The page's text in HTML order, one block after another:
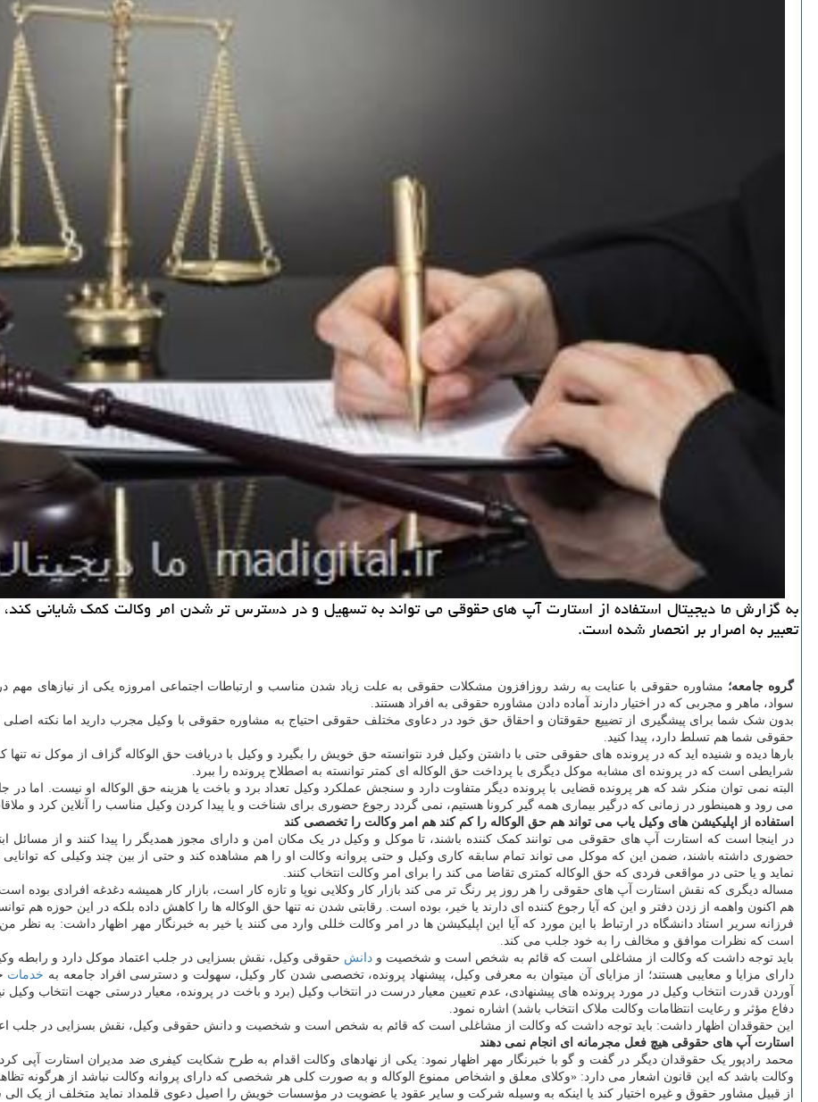
به گزارش ما دیجیتال استفاده از استارت آپ های حقوقی می تواند به تسهیل و در دسترس تر شدن امر وکالت کمک شایانی کند،
تعبیر به اصرار بر انحصار شده است.
گروه جامعه؛ مشاوره حقوقی با عنایت به رشد روزافزون مشکلات حقوقی به علت زیاد شدن مناسب و ارتباطات اجتماعی امروزه یکی از نیازهای مهم
سواد، ماهر و مجربی که در اختیار دارند آماده دادن مشاوره حقوقی به افراد هستند.
بدون شک شما برای پیشگیری از تضییع حقوقتان و احقاق حق خود در دعاوی مختلف حقوقی احتیاج به مشاوره حقوقی با وکیل مجرب دارید اما نکته
حقوقی شما هم تسلط دارد، پیدا کنید.
بارها دیده و شنیده اید که در پرونده های حقوقی حتی با داشتن وکیل فرد نتوانسته حق خویش را بگیرد و وکیل با دریافت حق الوکاله گزاف از موکل نه
شرایطی است که در پرونده ای مشابه موکل دیگری با پرداخت حق الوکاله ای کمتر توانسته به اصطلاح پرونده را ببرد.
البته نمی توان منکر شد که هر پرونده قضایی با پرونده دیگر متفاوت دارد و سنجش عملکرد وکیل تعداد برد و باخت یا هزینه حق الوکاله او نیست. اما
می رود و همینطور در زمانی که درگیر بیماری همه گیر کرونا هستیم، نمی گردد رجوع حضوری برای شناخت و یا پیدا کردن وکیل مناسب را آنلاین کرد و
استفاده از اپلیکیشن های وکیل یاب می تواند هم حق الوکاله را کم کند هم امر وکالت را تخصصی کند
در اینجا است که استارت آپ های حقوقی می توانند کمک کننده باشند، تا موکل و وکیل در یک مکان امن و دارای مجوز همدیگر را پیدا کنند و از مسائل
حضوری داشته باشند، ضمن این که موکل می تواند تمام سابقه کاری وکیل و حتی پروانه وکالت او را هم مشاهده کند و حتی از بین چند وکیلی که توانایی
نماید و یا حتی در مواقعی فردی که حق الوکاله کمتری تقاضا می کند را برای امر وکالت انتخاب کنند.
مساله دیگری که نقش استارت آپ های حقوقی را هر روز پر رنگ تر می کند بازار کار وکلایی نوپا و تازه کار است، بازار کار همیشه دغدغه افرادی بوده است
هم اکنون واهمه از زدن دفتر و این که آیا رجوع کننده ای دارند یا خیر، بوده است. رقابتی شدن نه تنها حق الوکاله ها را کاهش داده بلکه در این حوزه هم
فرزانه سریر استاد دانشگاه در ارتباط با این مورد که آیا این اپلیکیشن ها در امر وکالت خللی وارد می کنند یا خیر به خبرنگار مهر اظهار داشت: به
است که نظرات موافق و مخالف را به خود جلب می کند.
باید توجه داشت که وکالت از مشاغلی است که قائم به شخص است و شخصیت و دانش حقوقی وکیل، نقش بسزایی در جلب اعتماد موکل دارد و رابطه
دارای مزایا و معایبی هستند؛ از مزایای آن میتوان به معرفی وکیل، پیشنهاد پرونده، تخصصی شدن کار وکیل، سهولت و دسترسی افراد جامعه به خدمات
آوردن قدرت انتخاب وکیل در مورد پرونده های پیشنهادی، عدم تعیین معیار درست در انتخاب وکیل (برد و باخت در پرونده، معیار درستی جهت انتخاب
دفاع مؤثر و رعایت انتظامات وکالت ملاک انتخاب باشد) اشاره نمود.
این حقوقدان اظهار داشت: باید توجه داشت که وکالت از مشاغلی است که قائم به شخص است و شخصیت و دانش حقوقی وکیل، نقش بسزایی در جلب
استارت آپ های حقوقی هیچ فعل مجرمانه ای انجام نمی دهند
وکالت باشد که این قانون اشعار می دارد: «وکلای معلق و اشخاص ممنوع الوکاله و به صورت کلی هر شخصی که دارای پروانه وکالت نباشد از هرگونه
از قبیل مشاور حقوق و غیره اختیار کند یا اینکه به وسیله شرکت و سایر عقود یا عضویت در مؤسسات خویش را اصیل دعوی قلمداد نماید متخلف از یک